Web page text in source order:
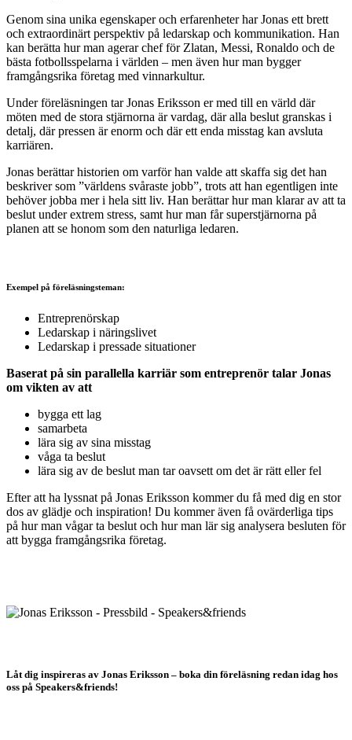
Genom sina unika egenskaper och erfarenheter har Jonas ett brett
och extraordinärt perspektiv på ledarskap och kommunikation. Han
kan berätta hur man agerar chef för Zlatan, Messi, Ronaldo och de
bästa fotbollsspelarna i världen – men även hur man bygger
framgångsrika företag med vinnarkultur.
Under föreläsningen tar Jonas Eriksson er med till en värld där
möten med de stora stjärnorna är vardag, där alla beslut granskas i
detalj, där pressen är enorm och där ett enda misstag kan avsluta
karriären.
Jonas berättar historien om varför han valde att skaffa sig det han
beskriver som ”världens svåraste jobb”, trots att han egentligen inte
behöver jobba mer i hela sitt liv. Han berättar hur man klarar av att ta
beslut under extrem stress, samt hur man får superstjärnorna på
planen att se honom som den naturliga ledaren.
Exempel på föreläsningsteman:
Entreprenörskap
Ledarskap i näringslivet
Ledarskap i pressade situationer
Baserat på sin parallella karriär som entreprenör talar Jonas
om vikten av att
bygga ett lag
samarbeta
lära sig av sina misstag
våga ta beslut
lära sig av de beslut man tar oavsett om det är rätt eller fel
Efter att ha lyssnat på Jonas Eriksson kommer du få med dig en stor
dos av glädje och inspiration! Du kommer även få ovärderliga tips
på hur man vågar ta beslut och hur man lär sig analysera besluten för
att bygga framgångsrika företag.
Låt dig inspireras av Jonas Eriksson – boka din föreläsning redan idag hos
oss på Speakers&friends!